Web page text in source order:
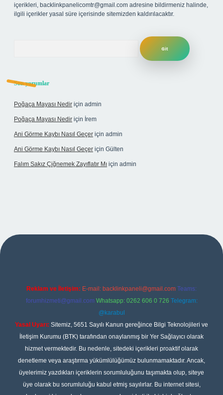
içerikleri, backlinkpanelicomtr@gmail.com adresine bildirmeniz halinde,
ilgili içerikler yasal süre içerisinde sitemizden kaldırılacaktır.
Son yorumlar
Poğaça Mayası Nedir için admin
Poğaça Mayası Nedir için İrem
Ani Görme Kaybı Nasıl Geçer için admin
Ani Görme Kaybı Nasıl Geçer için Gülten
Falım Sakız Çiğnemek Zayıflatır Mı için admin
Reklam ve İletişim: E-mail: backlinkpaneli@gmail.com Teams:
forumhizmeti@gmail.com Whatsapp: 0262 606 0 726 Telegram:
@karabul
Yasal Uyarı: Sitemiz, 5651 Sayılı Kanun gereğince Bilgi Teknolojileri ve
İletişim Kurumu (BTK) tarafından onaylanmış bir Yer Sağlayıcı olarak
hizmet vermektedir. Bu nedenle, sitedeki içerikleri proaktif olarak
denetleme veya araştırma yükümlülüğümüz bulunmamaktadır. Ancak,
üyelerimiz yazdıkları içeriklerin sorumluluğunu taşımakta olup, siteye
üye olarak bu sorumluluğu kabul etmiş sayılırlar. Bu internet sitesi,